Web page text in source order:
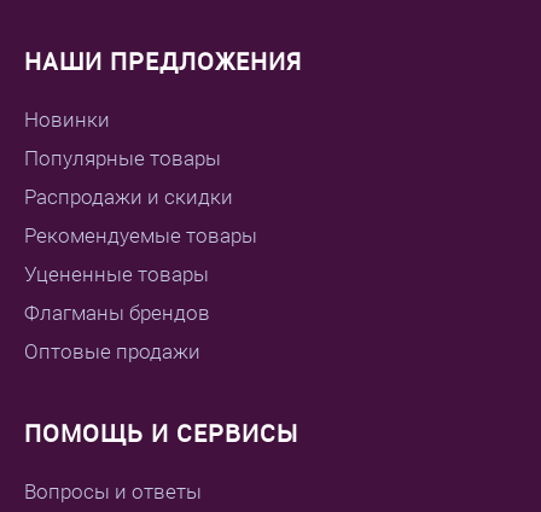
НАШИ ПРЕДЛОЖЕНИЯ
Новинки
Популярные товары
Распродажи и скидки
Рекомендуемые товары
Уцененные товары
Флагманы брендов
Оптовые продажи
ПОМОЩЬ И СЕРВИСЫ
Вопросы и ответы